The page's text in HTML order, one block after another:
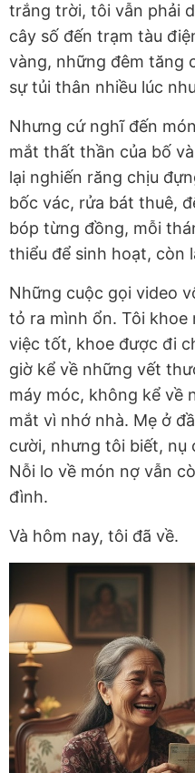
trắng trời, tôi vẫn phải
cây số đến trạm tàu
vàng, những đêm tăng
sự tủi thân nhiều lúc
Nhưng cứ nghĩ đến
mắt thất thần của bố
lại nghiến răng chịu
bốc vác, rửa bát thuê,
bóp từng đồng, mỗi
thiểu để sinh hoạt, còn
Những cuộc gọi video
tỏ ra mình ổn. Tôi
việc tốt, khoe được đi
giờ kể về những vết
máy móc, không kể về
mắt vì nhớ nhà. Mẹ ở
cười, nhưng tôi biết, nụ
Nỗi lo về món nợ vẫn
đình.
Và hôm nay, tôi đã về.